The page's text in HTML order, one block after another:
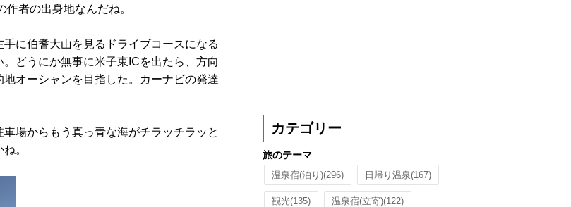
者の出身地なんだね。
に伯耆大山を見るドライブコースになる
どうにか無事に米子東ICを出たら、方向
オーシャンを目指した。カーナビの発達
場からもう真っ青な海がチラッチラッと
。
カテゴリー
旅のテーマ
温泉宿(泊り)(296) 日帰り温泉(167)
観光(135) 温泉宿(立寄)(122)